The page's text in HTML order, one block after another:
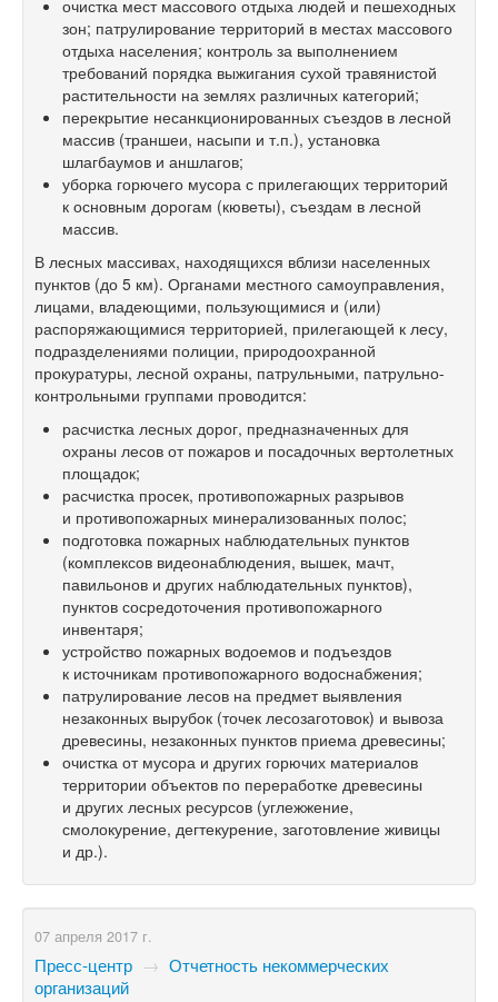
очистка мест массового отдыха людей и пешеходных
зон; патрулирование территорий в местах массового
отдыха населения; контроль за выполнением
требований порядка выжигания сухой травянистой
растительности на землях различных категорий;
перекрытие несанкционированных съездов в лесной
массив (траншеи, насыпи и т.п.), установка
шлагбаумов и аншлагов;
уборка горючего мусора с прилегающих территорий
к основным дорогам (кюветы), съездам в лесной
массив.
В лесных массивах, находящихся вблизи населенных
пунктов (до 5 км). Органами местного самоуправления,
лицами, владеющими, пользующимися и (или)
распоряжающимися территорией, прилегающей к лесу,
подразделениями полиции, природоохранной
прокуратуры, лесной охраны, патрульными, патрульно-
контрольными группами проводится:
расчистка лесных дорог, предназначенных для
охраны лесов от пожаров и посадочных вертолетных
площадок;
расчистка просек, противопожарных разрывов
и противопожарных минерализованных полос;
подготовка пожарных наблюдательных пунктов
(комплексов видеонаблюдения, вышек, мачт,
павильонов и других наблюдательных пунктов),
пунктов сосредоточения противопожарного
инвентаря;
устройство пожарных водоемов и подъездов
к источникам противопожарного водоснабжения;
патрулирование лесов на предмет выявления
незаконных вырубок (точек лесозаготовок) и вывоза
древесины, незаконных пунктов приема древесины;
очистка от мусора и других горючих материалов
территории объектов по переработке древесины
и других лесных ресурсов (углежжение,
смолокурение, дегтекурение, заготовление живицы
и др.).
07 апреля 2017 г.
Пресс-центр → Отчетность некоммерческих
организаций